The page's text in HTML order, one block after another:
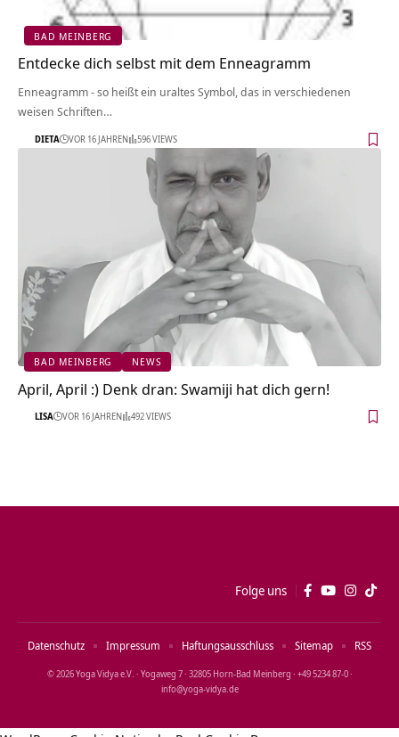
BAD MEINBERG
Entdecke dich selbst mit dem Enneagramm
Enneagramm - so heißt ein uraltes Symbol, das in verschiedenen
weisen Schriften…
DIETA VOR 16 JAHREN 596 VIEWS
BAD MEINBERG NEWS
April, April :) Denk dran: Swamiji hat dich gern!
LISA VOR 16 JAHREN 492 VIEWS
Folge uns
© 2026 Yoga Vidya e.V. · Yogaweg 7 · 32805 Horn‑Bad Meinberg · +49 5234 87‑0 ·
info@yoga‑vidya.de
Datenschutz Impressum Haftungsausschluss Sitemap RSS